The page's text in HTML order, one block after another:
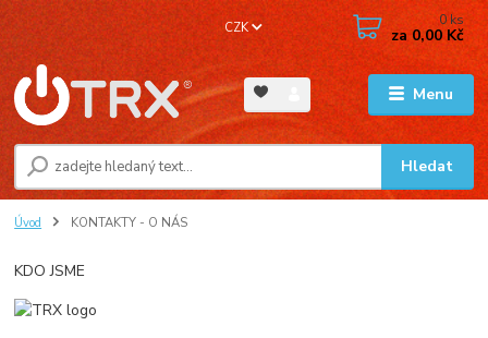
Menu
CZK
Hledat
0ks
za0,00 Kč
Úvod KONTAKTY - O NÁS
KDO JSME